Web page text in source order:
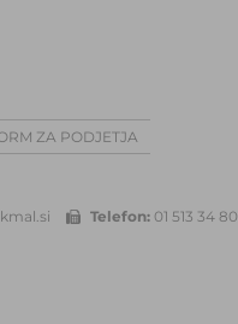
ZA PODJETJA
Telefon: 01 513 34 80